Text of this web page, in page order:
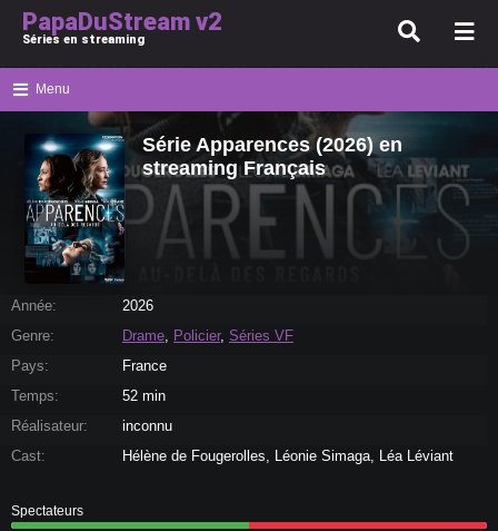
PapaDuStream v2
Séries en streaming
Menu
Série Apparences (2026) en
streaming Français
Année:
2026
Genre:
Drame, Policier, Séries VF
Pays:
France
Temps:
52 min
Réalisateur:
inconnu
Cast:
Hélène de Fougerolles, Léonie Simaga, Léa Léviant
Spectateurs